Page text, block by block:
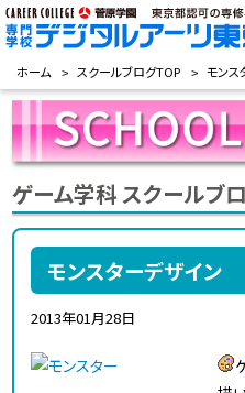
ホーム スクールブログTOP モンス
ゲーム学科 スクールブ
モンスターデザイン
2013年01月28日